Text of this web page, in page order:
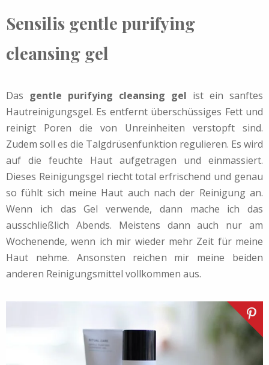
Sensilis gentle purifying
cleansing gel
Das gentle purifying cleansing gel ist ein sanftes
Hautreinigungsgel. Es entfernt überschüssiges Fett und
reinigt Poren die von Unreinheiten verstopft sind.
Zudem soll es die Talgdrüsenfunktion regulieren. Es wird
auf die feuchte Haut aufgetragen und einmassiert.
Dieses Reinigungsgel riecht total erfrischend und genau
so fühlt sich meine Haut auch nach der Reinigung an.
Wenn ich das Gel verwende, dann mache ich das
ausschließlich Abends. Meistens dann auch nur am
Wochenende, wenn ich mir wieder mehr Zeit für meine
Haut nehme. Ansonsten reichen mir meine beiden
anderen Reinigungsmittel vollkommen aus.